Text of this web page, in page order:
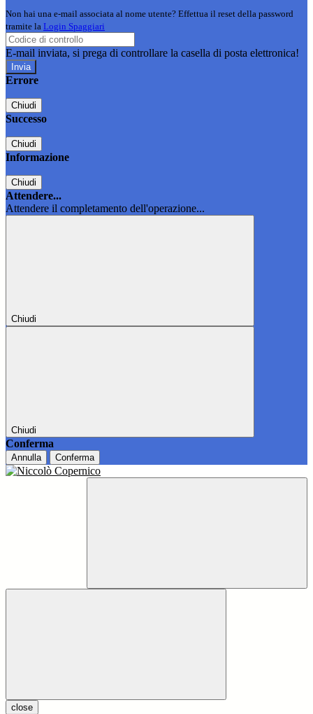
Non hai una e-mail associata al nome utente? Effettua il reset della password
tramite la Login Spaggiari
E-mail inviata, si prega di controllare la casella di posta elettronica!
Errore
Chiudi
Successo
Chiudi
Informazione
Chiudi
Attendere...
Attendere il completamento dell'operazione...
Chiudi
Chiudi
Conferma
Annulla Conferma
close